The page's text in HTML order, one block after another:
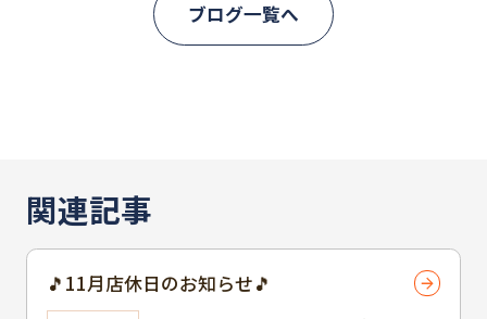
ブログ一覧へ
関連記事
🎵11月店休日のお知らせ🎵